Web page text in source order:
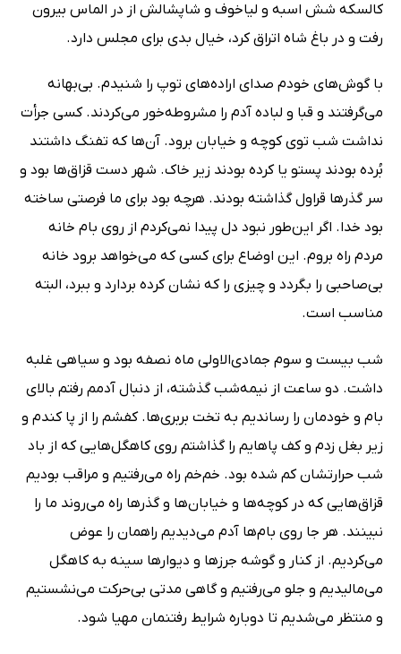
کالسکه شش اسبه و لیاخوف و شاپشالش از در الماس بیرون
رفت و در باغ شاه اتراق کرد، خیال بدی برای مجلس دارد.
با گوش‌های خودم صدای اراده‌های توپ را شنیدم. بی‌بهانه
می‌گرفتند و قبا و لباده آدم را مشروطه‌خور می‌کردند. کسی جرأت
نداشت شب توی کوچه و خیابان برود. آن‌ها که تفنگ داشتند
بُرده بودند پستو یا کرده بودند زیر خاک. شهر دست قزاق‌ها بود و
سر گذرها قراول گذاشته بودند. هرچه بود برای ما فرصتی ساخته
بود خدا. اگر این‌طور نبود دل پیدا نمی‌کردم از روی بام خانه
مردم راه بروم. این اوضاع برای کسی که می‌خواهد برود خانه
بی‌صاحبی را بگردد و چیزی را که نشان کرده بردارد و ببرد، البته
مناسب است.
شب بیست و سوم جمادی‌الاولی ماه نصفه بود و سیاهی غلبه
داشت. دو ساعت از نیمه‌شب گذشته، از دنبال آدمم رفتم بالای
بام و خودمان را رساندیم به تخت بربری‌ها. کفشم را از پا کندم و
زیر بغل زدم و کف پاهایم را گذاشتم روی کاهگل‌هایی که از باد
شب حرارتشان کم شده بود. خم‌خم راه می‌رفتیم و مراقب بودیم
قزاق‌هایی که در کوچه‌ها و خیابان‌ها و گذرها راه می‌روند ما را
نبینند. هر جا روی بام‌ها آدم می‌دیدیم راهمان را عوض
می‌کردیم. از کنار و گوشه جرزها و دیوارها سینه به کاهگل
می‌مالیدیم و جلو می‌رفتیم و گاهی مدتی بی‌حرکت می‌نشستیم
و منتظر می‌شدیم تا دوباره شرایط رفتنمان مهیا شود.